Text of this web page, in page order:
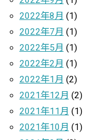
2022年8月 (1)
2022年7月 (1)
2022年5月 (1)
2022年2月 (1)
2022年1月 (2)
2021年12月 (2)
2021年11月 (1)
2021年10月 (1)